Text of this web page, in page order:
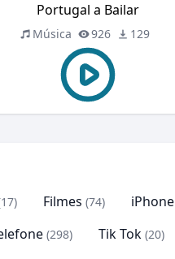
Portugal a Bailar
Música 926 129
Filmes (74) iPhone
(298) Tik Tok (20)